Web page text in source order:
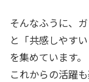
そんなふうに、
と「共感しやす
を集めています。
これからの活躍